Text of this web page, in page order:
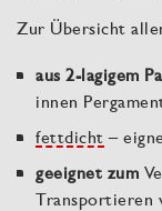
Zur Übersicht
aus 2-lagigem
innen
fettdicht –
geeignet zum
Transportieren